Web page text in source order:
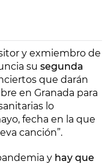
y exmiembro de
su segunda
que darán
en Granada para
lo
fecha en la que
canción”.
y hay que